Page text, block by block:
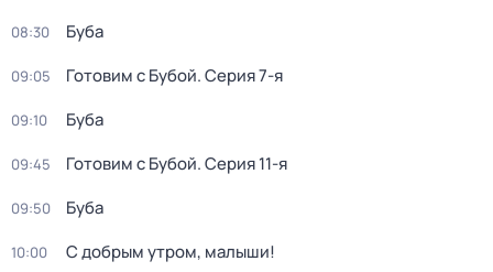
08:30 Буба
09:05 Готовим с Бубой. Серия 7-я
09:10 Буба
09:45 Готовим с Бубой. Серия 11-я
09:50 Буба
10:00 С добрым утром, малыши!